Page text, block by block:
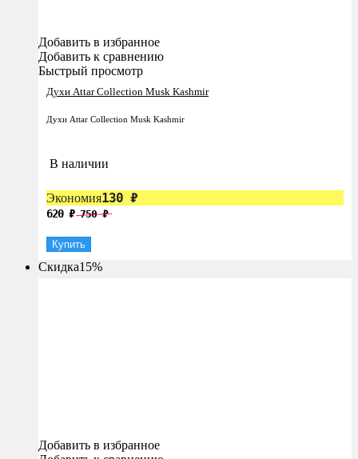
Добавить в избранное
Добавить к сравнению
Быстрый просмотр
Духи Attar Collection Musk Kashmir
Духи Attar Collection Musk Kashmir
В наличии
Экономия130 ₽
620 ₽ 750₽
Купить
Скидка15%
Добавить в избранное